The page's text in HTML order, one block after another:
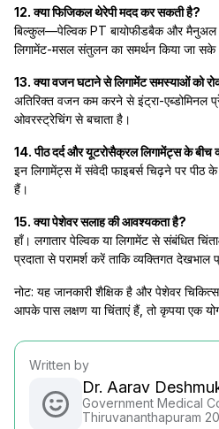
12. क्या फिजिकल थेरेपी मदद कर सकती है?
बिल्कुल—पेल्विक PT बायोफीडबैक और मैनुअल
लिगामेंट-मसल संतुलन का समर्थन किया जा
13. क्या वजन घटाने से लिगामेंट समस्याओं को
अतिरिक्त वजन कम करने से इंट्रा-एब्डोमिनल
ओवरस्ट्रेचिंग से बचाता है।
14. पीठ दर्द और यूटरोसैक्रल लिगामेंट्स के बीच
इन लिगामेंट्स में संवेदी फाइबर्स चिढ़ने पर पीठ
हैं।
15. क्या पेशेवर सलाह की आवश्यकता है?
हाँ। लगातार पेल्विक या लिगामेंट से संबंधित
प्रदाता से परामर्श करें ताकि व्यक्तिगत देखभाल
नोट: यह जानकारी शैक्षिक है और पेशेवर
आपके पास लक्षण या चिंताएं हैं, तो कृपया एक
Written by
Dr. Aarav
Government Medical
Thiruvananthapuram